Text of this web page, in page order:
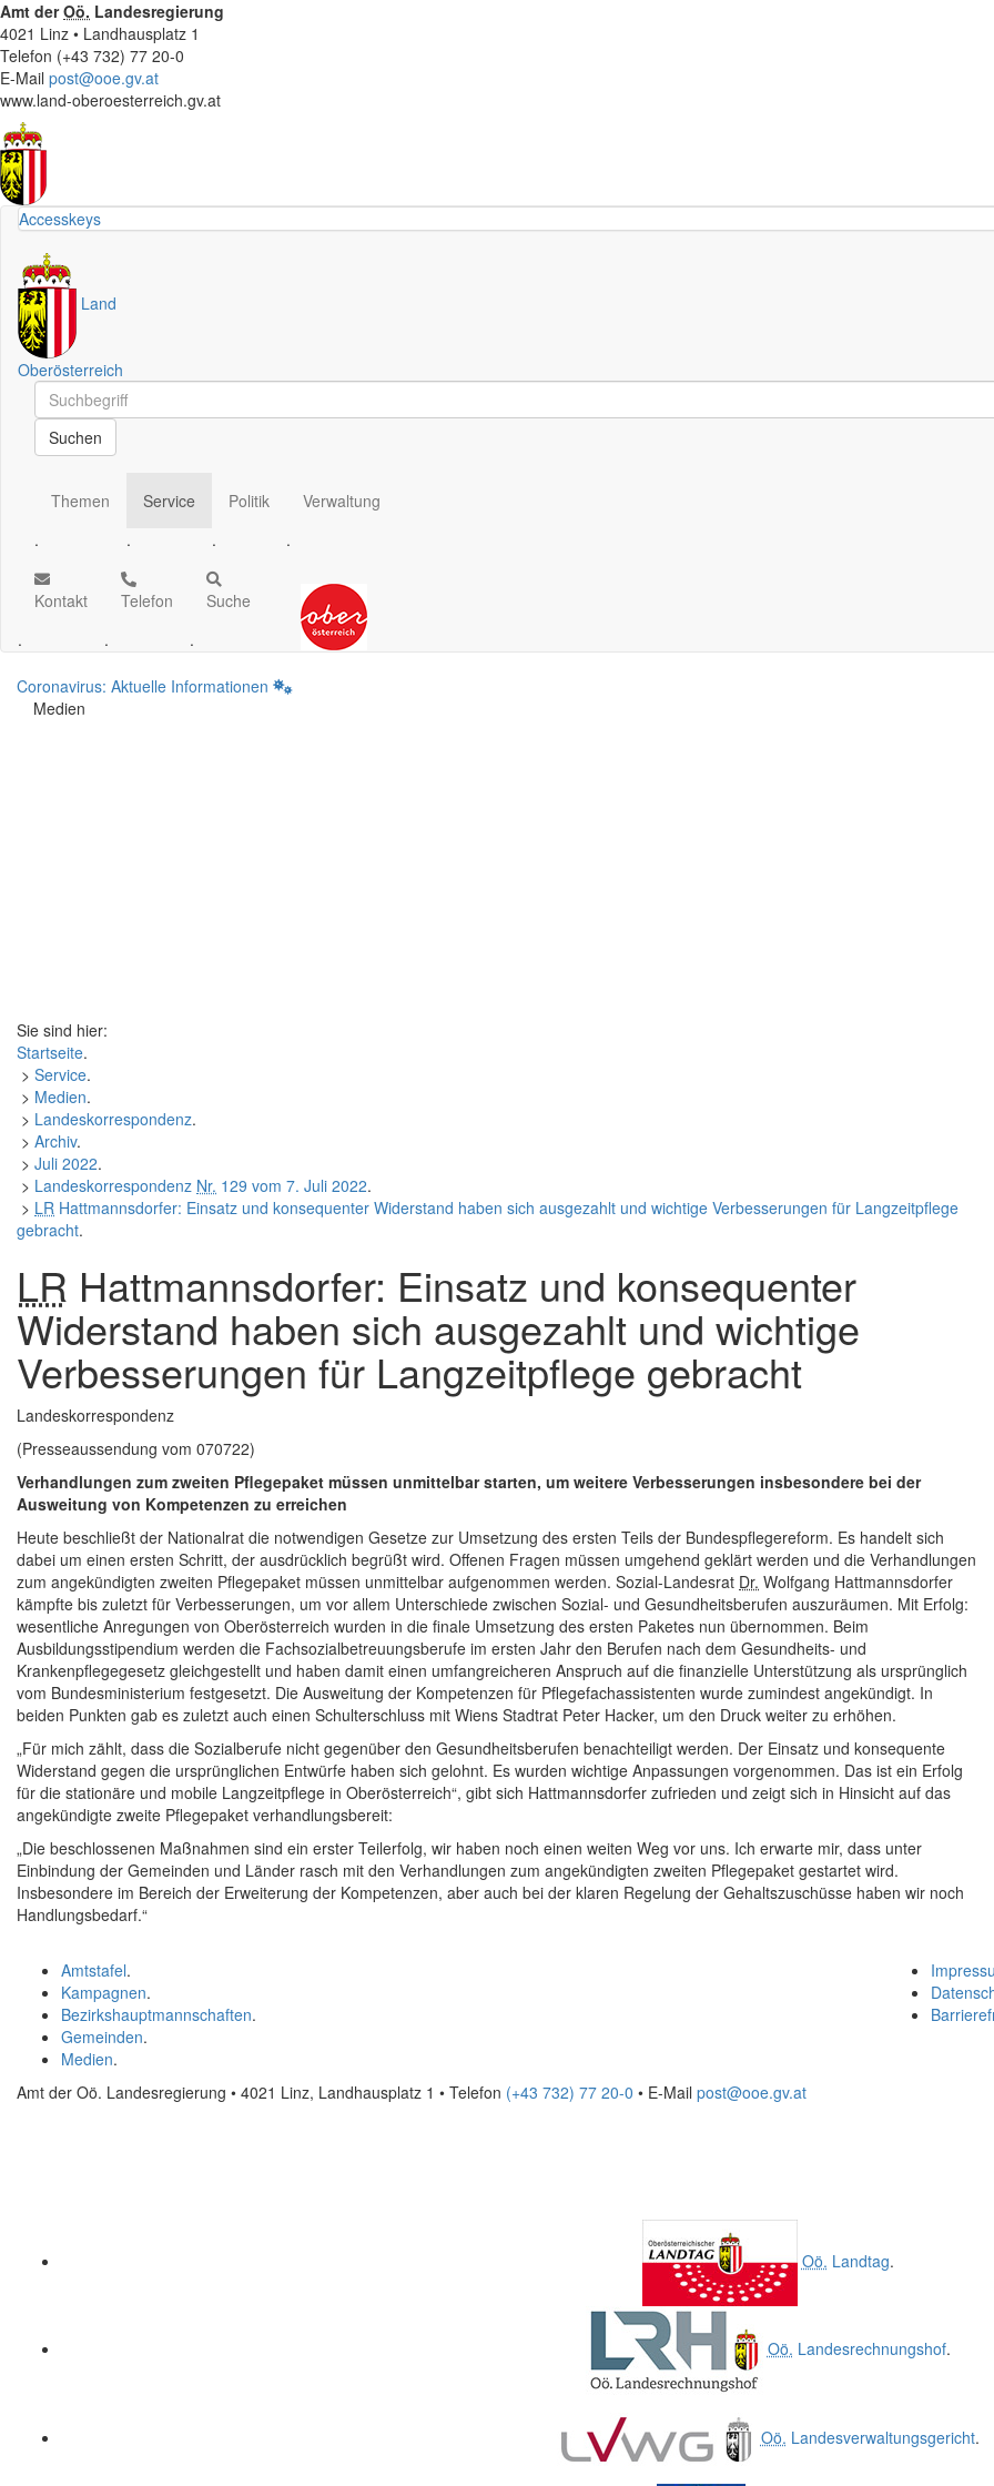
Amt derOö. Landesregierung
4021 Linz • Landhausplatz 1
Telefon (+43 732) 77 20-0
E-Mail post@ooe.gv.at
www.land-oberoesterreich.gv.at
Accesskeys
Land
Oberösterreich
Schnellsuche
Schnellsuche
Suchen
Themen
.
Service
.
Politik
.
Verwaltung
.
Kontakt
.
Telefon
.
Suche
.
Coronavirus: Aktuelle Informationen
Medien
Sie sind hier:
Startseite.
> Service.
> Medien.
> Landeskorrespondenz.
> Archiv.
> Juli 2022.
> Landeskorrespondenz Nr. 129 vom 7. Juli 2022.
> LR Hattmannsdorfer: Einsatz und konsequenter Widerstand haben sich ausgezahlt und wichtige Verbesserungen für Langzeitpflege
gebracht.
LR Hattmannsdorfer: Einsatz und konsequenter
Widerstand haben sich ausgezahlt und wichtige
Verbesserungen für Langzeitpflege gebracht
Landeskorrespondenz
(Presseaussendung vom 070722)
Verhandlungen zum zweiten Pflegepaket müssen unmittelbar starten, um weitere Verbesserungen insbesondere bei der
Ausweitung von Kompetenzen zu erreichen
Heute beschließt der Nationalrat die notwendigen Gesetze zur Umsetzung des ersten Teils der Bundespflegereform. Es handelt sich
dabei um einen ersten Schritt, der ausdrücklich begrüßt wird. Offenen Fragen müssen umgehend geklärt werden und die Verhandlungen
zum angekündigten zweiten Pflegepaket müssen unmittelbar aufgenommen werden. Sozial-Landesrat Dr. Wolfgang Hattmannsdorfer
kämpfte bis zuletzt für Verbesserungen, um vor allem Unterschiede zwischen Sozial- und Gesundheitsberufen auszuräumen. Mit Erfolg:
wesentliche Anregungen von Oberösterreich wurden in die finale Umsetzung des ersten Paketes nun übernommen. Beim
Ausbildungsstipendium werden die Fachsozialbetreuungsberufe im ersten Jahr den Berufen nach dem Gesundheits- und
Krankenpflegegesetz gleichgestellt und haben damit einen umfangreicheren Anspruch auf die finanzielle Unterstützung als ursprünglich
vom Bundesministerium festgesetzt. Die Ausweitung der Kompetenzen für Pflegefachassistenten wurde zumindest angekündigt. In
beiden Punkten gab es zuletzt auch einen Schulterschluss mit Wiens Stadtrat Peter Hacker, um den Druck weiter zu erhöhen.
„Für mich zählt, dass die Sozialberufe nicht gegenüber den Gesundheitsberufen benachteiligt werden. Der Einsatz und konsequente
Widerstand gegen die ursprünglichen Entwürfe haben sich gelohnt. Es wurden wichtige Anpassungen vorgenommen. Das ist ein Erfolg
für die stationäre und mobile Langzeitpflege in Oberösterreich“, gibt sich Hattmannsdorfer zufrieden und zeigt sich in Hinsicht auf das
angekündigte zweite Pflegepaket verhandlungsbereit:
„Die beschlossenen Maßnahmen sind ein erster Teilerfolg, wir haben noch einen weiten Weg vor uns. Ich erwarte mir, dass unter
Einbindung der Gemeinden und Länder rasch mit den Verhandlungen zum angekündigten zweiten Pflegepaket gestartet wird.
Insbesondere im Bereich der Erweiterung der Kompetenzen, aber auch bei der klaren Regelung der Gehaltszuschüsse haben wir noch
Handlungsbedarf.“
Amtstafel.
Kampagnen.
Bezirkshauptmannschaften.
Gemeinden.
Medien.
Amt der Oö. Landesregierung • 4021 Linz, Landhausplatz 1 • Telefon (+43 732) 77 20-0 • E-Mail post@ooe.gv.at
Oö. Landtag.
Oö. Landesrechnungshof.
Oö. Landesverwaltungsgericht.